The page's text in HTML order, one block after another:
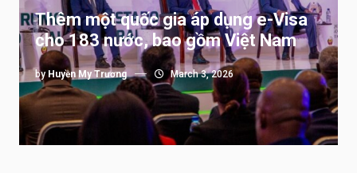
Thêm một quốc gia áp dụng e-Visa
cho 183 nước, bao gồm Việt Nam
by Huyền My Trương March 3, 2026